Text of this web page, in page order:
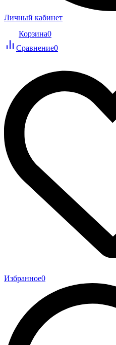
Личный кабинет
Корзина0
Сравнение0
Избранное0